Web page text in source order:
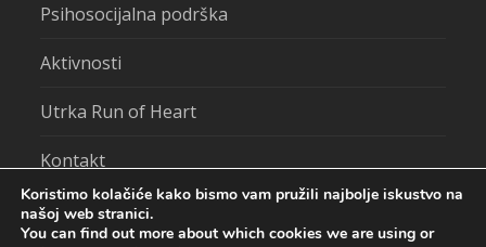
Psihosocijalna podrška
Aktivnosti
Utrka Run of Heart
Kontakt
Koristimo kolačiće kako bismo vam pružili najbolje iskustvo na
našoj web stranici.
You can find out more about which cookies we are using or